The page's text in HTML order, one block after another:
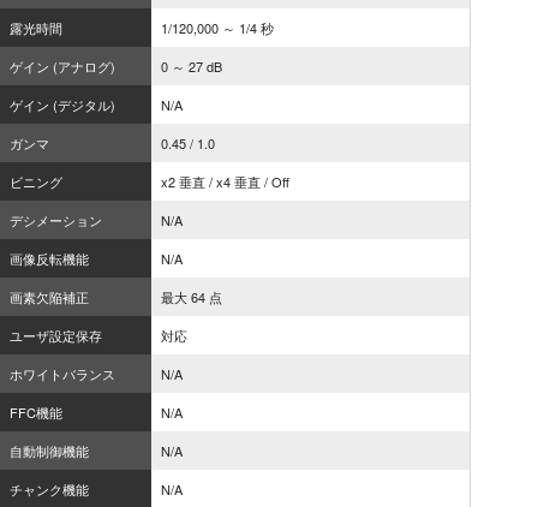
露光時間
1/120,000 ～ 1/4 秒
ゲイン (アナログ)
0 ～ 27 dB
ゲイン (デジタル)
N/A
ガンマ
0.45 / 1.0
ビニング
x2 垂直 / x4 垂直 / Off
デシメーション
N/A
画像反転機能
N/A
画素欠陥補正
最大 64 点
ユーザ設定保存
対応
ホワイトバランス
N/A
FFC機能
N/A
自動制御機能
N/A
チャンク機能
N/A